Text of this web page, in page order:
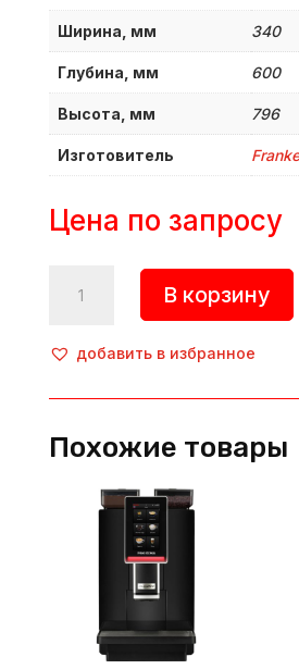
Ширина, мм 340
Глубина, мм 600
Высота, мм 796
Изготовитель
Цена по запросу
товара
Кофемашина
супер-
A1000
Franke
В корзину
добавить в избранное
Похожие товары